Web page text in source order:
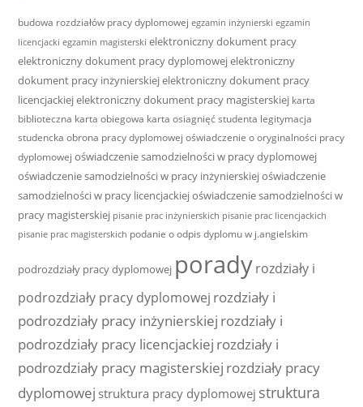
budowa rozdziałów pracy dyplomowej egzamin inżynierski egzamin
licencjacki egzamin magisterski elektroniczny dokument pracy
elektroniczny dokument pracy dyplomowejelektroniczny
dokument pracy inżynierskiejelektroniczny dokument pracy
licencjackiejelektroniczny dokument pracy magisterskiej karta
biblioteczna karta obiegowa karta osiagnięć studenta legitymacja
studencka obrona pracy dyplomowej oświadczenie o oryginalności pracy
dyplomowej oświadczenie samodzielności w pracy dyplomowej
oświadczenie samodzielności w pracy inżynierskiejoświadczenie
samodzielności w pracy licencjackiejoświadczenie samodzielności w
pracy magisterskiej pisanie prac inżynierskich pisanie prac licencjackich
pisanie prac magisterskich podanie o odpis dyplomu w j.angielskim
podrozdziały pracy dyplomowej poradyrozdziały i
podrozdziały pracy dyplomowej rozdziały i
podrozdziały pracy inżynierskiej rozdziały i
podrozdziały pracy licencjackiej rozdziały i
podrozdziały pracy magisterskiej rozdziały pracy
dyplomowej struktura pracy dyplomowej struktura